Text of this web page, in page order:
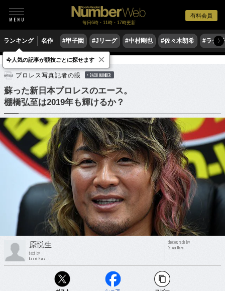
有料会員
毎日6時・11時・17時更新
ランキング 名作 #甲子園 #Jリーグ #中村剛也 #佐々木朗希 #ラグ〉
格闘技 プロレス
プロレス写真記者の眼 BACK NUMBER
蘇った新日本プロレスのエース。
棚橋弘至は2019年も輝けるか？
原悦生
text by
Essei Hara
photograph by
Essei Hara
今人気の記事が競技ごとに探せます ×